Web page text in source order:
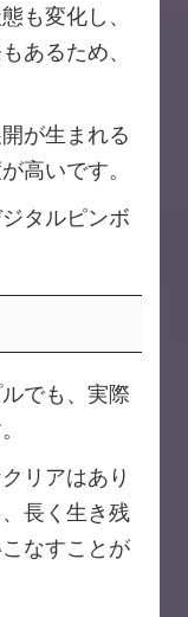
も変化し、
あるため、
が生まれる
高いです。
タルピンボ
でも、実際
リアはあり
長く生き残
なすことが